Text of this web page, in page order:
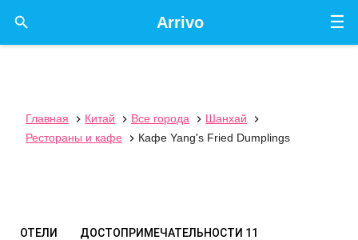
☰
Arrivo

Главная  Китай  Все города  Шанхай

Рестораны и кафе
 Кафе Yang's Fried Dumplings
ОТЕЛИ ДОСТОПРИМЕЧАТЕЛЬНОСТИ 11